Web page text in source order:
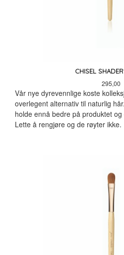
CHISEL
Pris
295,00
Vår nye dyrevennlige koste
overlegent alternativ til naturlig
holde ennå bedre på produktet
Lette å rengjøre og de røyter ikke.